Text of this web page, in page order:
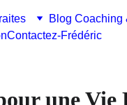
Blog Coaching
Contactez-Frédéric
une Vie